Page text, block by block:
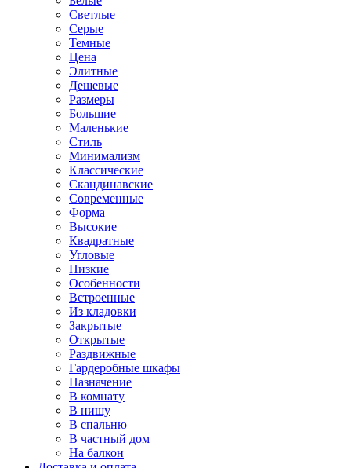
Светлые
Серые
Темные
Цена
Элитные
Дешевые
Размеры
Большие
Маленькие
Стиль
Минимализм
Классические
Скандинавские
Современные
Форма
Высокие
Квадратные
Угловые
Низкие
Особенности
Встроенные
Из кладовки
Закрытые
Открытые
Раздвижные
Гардеробные шкафы
Назначение
В комнату
В нишу
В спальню
В частный дом
На балкон